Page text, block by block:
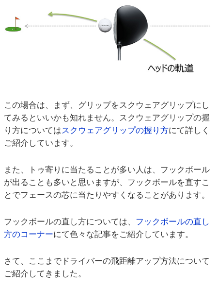
この場合は、まず、グリップをスクウェアグリップにし
てみるといいかも知れません。スクウェアグリップの握
り方についてはスクウェアグリップの握り方にて詳しく
ご紹介しています。
また、トゥ寄りに当たることが多い人は、フックボール
が出ることも多いと思いますが、フックボールを直すこ
とでフェースの芯に当たりやすくなることがあります。
フックボールの直し方については、 フックボールの直し
方のコーナーにて色々な記事をご紹介しています。
さて、ここまでドライバーの飛距離アップ方法について
ご紹介してきました。